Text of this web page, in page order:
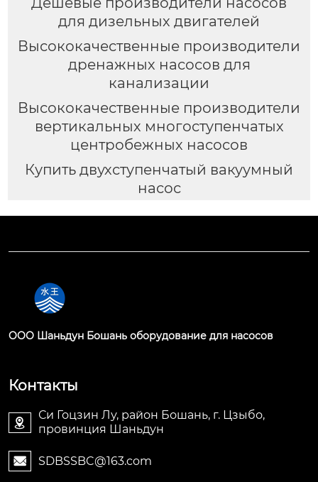
для дизельных двигателей
Высококачественные производители
дренажных насосов для
канализации
Высококачественные производители
вертикальных многоступенчатых
центробежных насосов
Купить двухступенчатый вакуумный
насос
OOO Шаньдун Бошань оборудование для насосов
Контакты

Си Гоцзин Лу, район Бошань, г. Цзыбо,
провинция Шаньдун
 SDBSSBC@163.com